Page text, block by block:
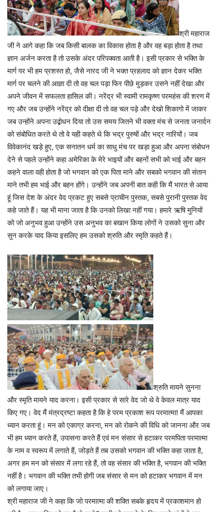
श्री महाराज
जी ने आगे कहा कि जब किसी बालक का विकास होता है और वह बड़ा होता है तथा
ज्ञान अर्जन करता है तो उसके अंदर परिपक्वता आती है। इसी प्रकार से भक्ति के
मार्ग पर भी हम प्रशस्त हो, जैसे नारद जी ने भक्त प्रहलाद को ज्ञान देकर भक्ति
मार्ग पर चलने की आज्ञा दी तो वह चल पड़ा फिर पीछे मुड़कर उसने नहीं देखा और
अपने जीवन में सफलता हासिल की। नरेंद्र भी स्वामी रामकृष्ण परमहंस की शरण में
गए और जब उन्होंने नरेंद्र को दीक्षा दी तो वह चल पड़े और देखो शिकागो में जाकर
जब उन्होंने अपना उद्बोधन दिया तो उस समय जितने भी वक्ता मंच से जनता जनार्दन
को संबोधित करते थे तो वे यही कहते थे कि भद्र पुरुषों और भद्र नारियों। जब
विवेकानंद खड़े हुए, एक सनातन धर्म का साधु मंच पर खड़ा हुआ और अपना संबोधन
देने से पहले उन्होंने कहा अमेरिका के मेरे भाइयों और बहनों सभी को भाई और बहन
कहने वाला वही होता है जो भगवान को एक पिता माने और सबको भगवान की संतान
माने तभी हम भाई और बहन होंगे। उन्होंने जब अपनी बात कही कि मैं भारत से आया
हूं जिस देश के अंदर वेद प्रकट हुए सबसे प्राचीन पुस्तक, सबसे पुरानी पुस्तक वेद
कहे जाते हैं। यह भी माना जाता है कि उनको लिखा नहीं गया। हमारे ऋषि मुनियों
को जो अनुभव हुआ उन्होंने उस अनुभव का बखान किया लोगों ने उसको सुना और
सुन करके याद किया इसलिए हम उसको श्रुति और स्मृति कहते हैं।
श्रुति मायने सुनना
और स्मृति मायने याद करना। इसी प्रकार से सारे वेद जो थे वे केवल मात्र याद
किए गए। वेद मैं मंत्रद्रष्टा कहता है कि हे परम प्रकाश रूप परमात्मा! मैं आपका
ध्यान करता हूं। मन को एकाग्र करना, मन को रोकने की विधि को जानना और जब
भी हम ध्यान करते हैं, उपासना करते हैं एवं मन संसार से हटाकर परमपिता परमात्मा
के नाम व स्वरूप में लगाते हैं, जोड़ते हैं तब उसको भगवान की भक्ति कहा जाता है,
अगर हम मन को संसार में लगा रहे हैं, तो वह संसार की भक्ति है, भगवान की भक्ति
नहीं है। भगवान की भक्ति तभी होगी जब संसार से मन को हटाकर भगवान में मन
को लगाया जाए।
श्री महाराज जी ने कहा कि जो परमात्मा की शक्ति सबके हृदय में प्रकाशमान हो